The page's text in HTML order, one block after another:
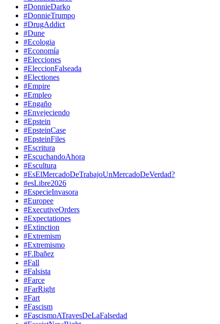
#DonnieDarko
#DonnieTrumpo
#DrugAddict
#Dune
#Ecologia
#Economía
#Elecciones
#EleccionFalseada
#Electiones
#Empire
#Empleo
#Engaño
#Envejeciendo
#Epstein
#EpsteinCase
#EpsteinFiles
#Escritura
#EscuchandoAhora
#Escultura
#EsElMercadoDeTrabajoUnMercadoDeVerdad?
#esLibre2026
#EspecieInvasora
#Europee
#ExecutiveOrders
#Expectationes
#Extinction
#Extremism
#Extremismo
#F.Ibañez
#Fall
#Falsista
#Farce
#FarRight
#Fart
#Fascism
#FascismoATravesDeLaFalsedad